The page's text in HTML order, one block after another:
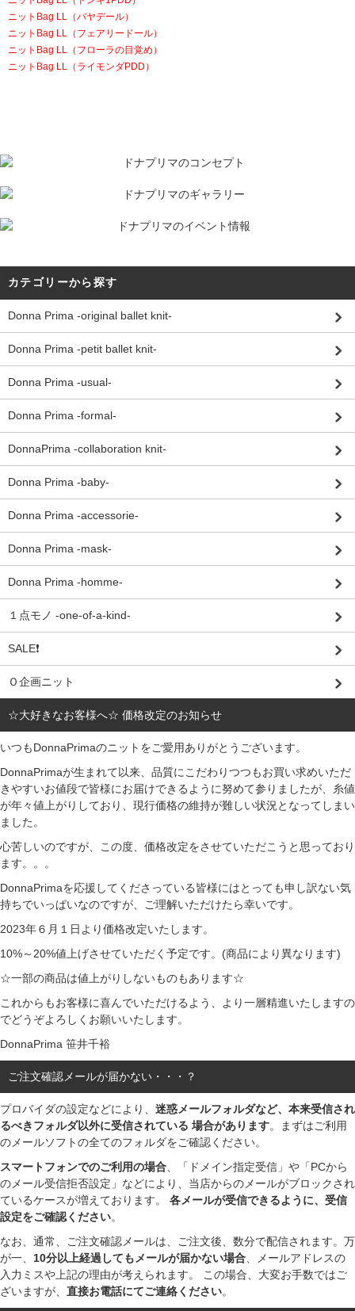
ニットBag LL（バヤデール）
ニットBag LL（フェアリードール）
ニットBag LL（フローラの目覚め）
ニットBag LL（ライモンダPDD）
カテゴリーから探す
Donna Prima -original ballet knit-
Donna Prima -petit ballet knit-
Donna Prima -usual-
Donna Prima -formal-
DonnaPrima -collaboration knit-
Donna Prima -baby-
Donna Prima -accessorie-
Donna Prima -mask-
Donna Prima -homme-
１点モノ -one-of-a-kind-
SALE❗
Ｏ企画ニット
☆大好きなお客様へ☆ 価格改定のお知らせ
いつもDonnaPrimaのニットをご愛用ありがとうございます。
DonnaPrimaが生まれて以来、品質にこだわりつつもお買い求めいただ
きやすいお値段で皆様にお届けできるように努めて参りましたが、糸値
が年々値上がりしており、現行価格の維持が難しい状況となってしまい
ました。
心苦しいのですが、この度、価格改定をさせていただこうと思っており
ます。。。
DonnaPrimaを応援してくださっている皆様にはとっても申し訳ない気
持ちでいっぱいなのですが、ご理解いただけたら幸いです。
2023年６月１日より価格改定いたします。
10%～20%値上げさせていただく予定です。(商品により異なります)
☆一部の商品は値上がりしないものもあります☆
これからもお客様に喜んでいただけるよう、より一層精進いたしますの
でどうぞよろしくお願いいたします。
DonnaPrima 笹井千裕
ご注文確認メールが届かない・・・？
プロバイダの設定などにより、 迷惑メールフォルダなど、本来受信され
るべきフォルダ以外に受信されている 場合があります。まずはご利用
のメールソフトの全てのフォルダをご確認ください。
スマートフォンでのご利用の場合 、「ドメイン指定受信」や「PCから
のメール受信拒否設定」などにより、当店からのメールがブロックされ
ているケースが増えております。 各メールが受信できるように、受信
設定をご確認ください。
なお、通常、ご注文確認メールは、ご注文後、数分で配信されます。万
が一、 10分以上経過してもメールが届かない場合 、メールアドレスの
入力ミスや上記の理由が考えられます。 この場合、大変お手数ではご
ざいますが、 直接お電話にてご連絡ください。